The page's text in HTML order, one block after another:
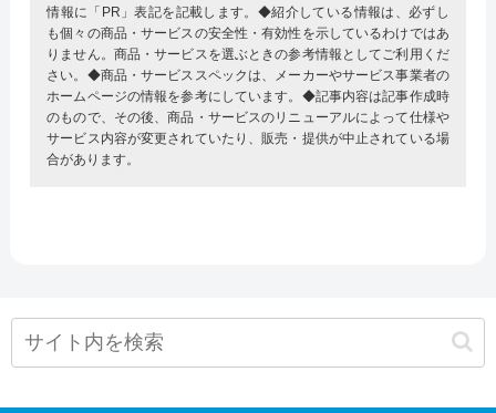
情報に「PR」表記を記載します。◆紹介している情報は、必ずし
も個々の商品・サービスの安全性・有効性を示しているわけではあ
りません。商品・サービスを選ぶときの参考情報としてご利用くだ
さい。◆商品・サービススペックは、メーカーやサービス事業者の
ホームページの情報を参考にしています。◆記事内容は記事作成時
のもので、その後、商品・サービスのリニューアルによって仕様や
サービス内容が変更されていたり、販売・提供が中止されている場
合があります。